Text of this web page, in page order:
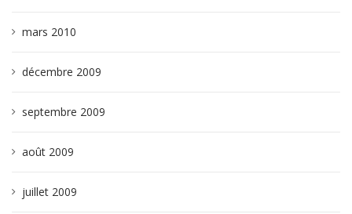
mars 2010
décembre 2009
septembre 2009
août 2009
juillet 2009